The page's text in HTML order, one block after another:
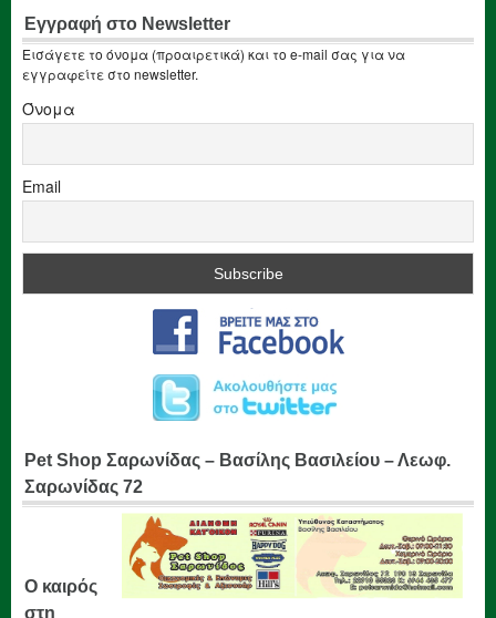
Εγγραφή στο Newsletter
Εισάγετε το όνομα (προαιρετικά) και το e-mail σας για να
εγγραφείτε στο newsletter.
Όνομα
Email
Pet Shop Σαρωνίδας – Βασίλης Βασιλείου – Λεωφ.
Σαρωνίδας 72
Ο καιρός
στη